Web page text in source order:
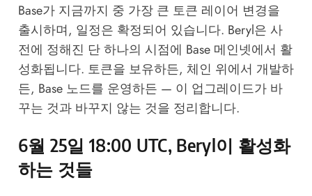
Base가 지금까지 중 가장 큰 토큰 레이어 변경을
출시하며, 일정은 확정되어 있습니다. Beryl은 사
전에 정해진 단 하나의 시점에 Base 메인넷에서 활
성화됩니다. 토큰을 보유하든, 체인 위에서 개발하
든, Base 노드를 운영하든 — 이 업그레이드가 바
꾸는 것과 바꾸지 않는 것을 정리합니다.
6월 25일 18:00 UTC, Beryl이 활성화
하는 것들